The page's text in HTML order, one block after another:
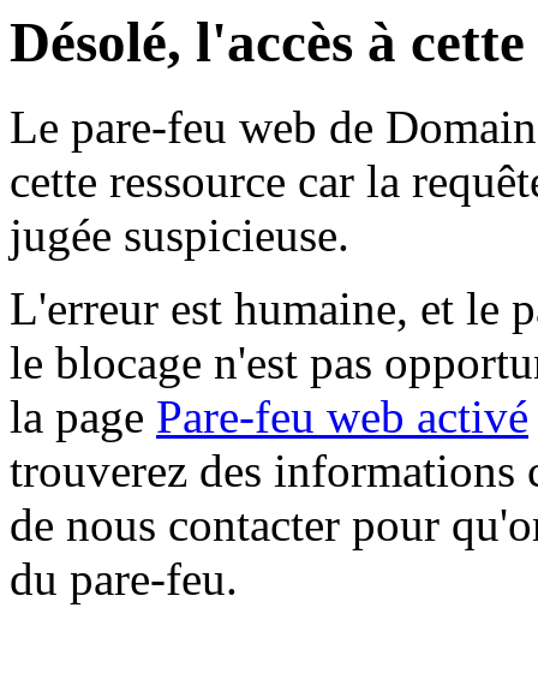
Désolé, l'accès à
Le pare-feu web de
cette ressource car la
jugée suspicieuse.
L'erreur est humaine, et le
le blocage n'est pas
la page Pare-feu web activé
trouverez des informations
de nous contacter pour
du pare-feu.